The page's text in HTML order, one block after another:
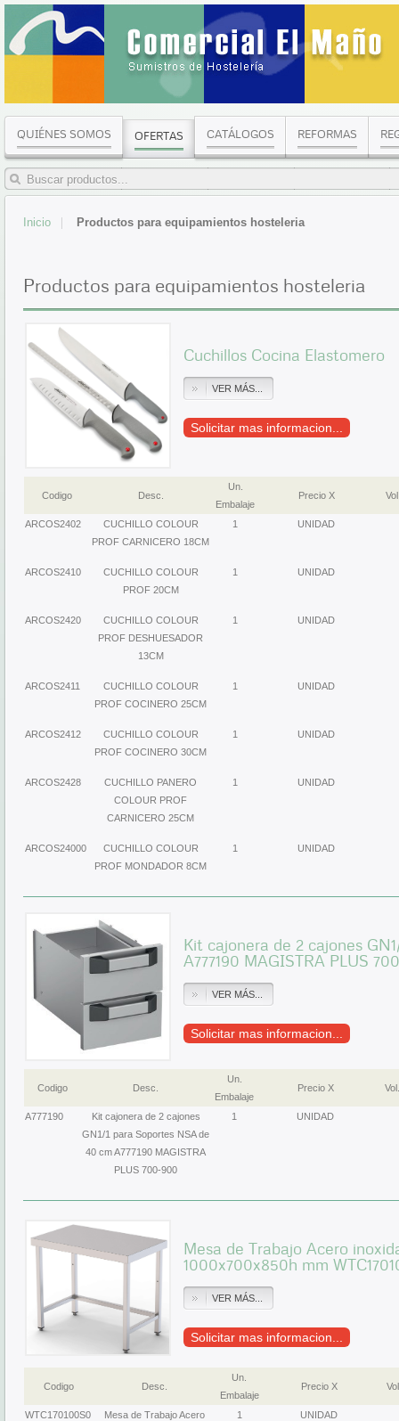
QUIÉNES SOMOS OFERTAS CATÁLOGOS REFORMAS
Inicio Productos para equipamientos hosteleria
Productos para equipamientos hosteleria
Cuchillos Cocina Elastomero
VER MÁS...
Solicitar mas informacion...
Codigo Desc.
Un.
Embalaje
Precio X
ARCOS2402
CUCHILLO COLOUR
PROF CARNICERO 18CM
1 UNIDAD
ARCOS2410
CUCHILLO COLOUR
PROF 20CM
1 UNIDAD
ARCOS2420
CUCHILLO COLOUR
PROF DESHUESADOR
13CM
1 UNIDAD
ARCOS2411
CUCHILLO COLOUR
PROF COCINERO 25CM
1 UNIDAD
ARCOS2412
CUCHILLO COLOUR
PROF COCINERO 30CM
1 UNIDAD
ARCOS2428
CUCHILLO PANERO
COLOUR PROF
CARNICERO 25CM
1 UNIDAD
ARCOS24000
CUCHILLO COLOUR
PROF MONDADOR 8CM
1 UNIDAD
Kit cajonera de 2 cajones
A777190 MAGISTRA PLUS
VER MÁS...
Solicitar mas informacion...
Codigo Desc.
Un.
Embalaje
Precio X Vol.
A777190
Kit cajonera de 2 cajones
GN1/1 para Soportes NSA de
40 cm A777190 MAGISTRA
PLUS 700-900
1 UNIDAD
Mesa de Trabajo Acero
1000x700x850h mm
VER MÁS...
Solicitar mas informacion...
Codigo Desc.
Un.
Embalaje
Precio X
WTC170100S0
Mesa de Trabajo Acero
1 UNIDAD